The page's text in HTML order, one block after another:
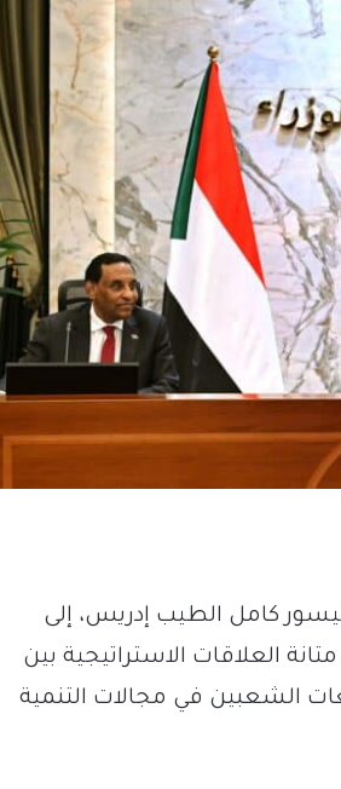
كامل الطيب إدريس، إلى
العلاقات الاستراتيجية بين
الشعبين في مجالات التنمية